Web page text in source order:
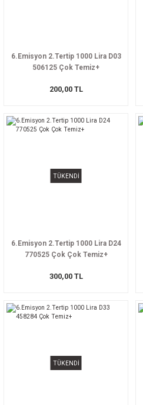
6.Emisyon 2.Tertip 1000 Lira D03
506125 Çok Temiz+
200,00 TL
TÜKENDİ
6.Emisyon 2.Tertip 1000 Lira D24
770525 Çok Çok Temiz+
300,00 TL
TÜKENDİ